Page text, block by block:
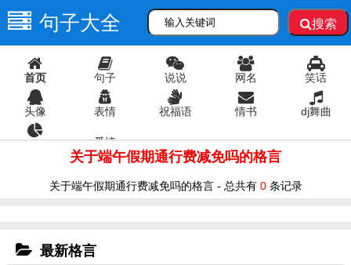
句子大全 搜索
首页 句子 说说 网名 笑话
头像 表情 祝福语 情书 dj舞曲
爱情
关于端午假期通行费减免吗的格言
关于端午假期通行费减免吗的格言 - 总共有 0条记录
最新格言